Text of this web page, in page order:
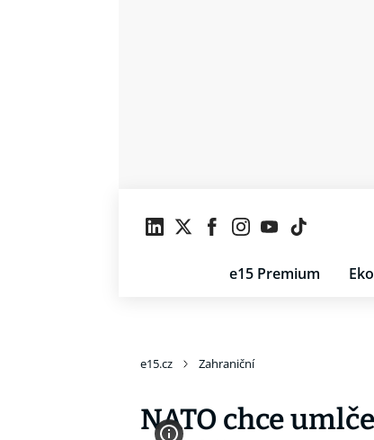
e15 Premium
e15.cz Zahraniční
NATO chce